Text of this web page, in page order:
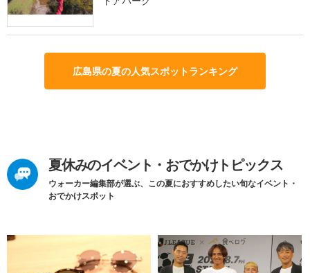
広島県の夏の人気スポットランキング
夏休みのイベント・おでかけトピックス
ウォーカー編集部が選ぶ、この夏におすすめしたい旬なイベント・
おでかけスポット